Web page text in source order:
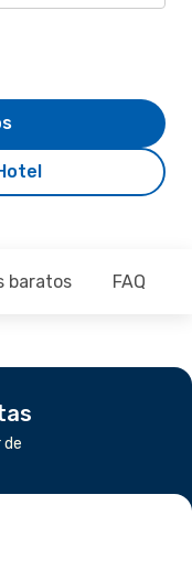
baratos FAQ
de